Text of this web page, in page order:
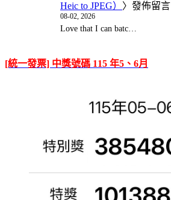
Heic to JPEG） 〉發佈留言
08-02, 2026
Love that I can batc…
[統一發票] 中獎號碼 115 年5、6月